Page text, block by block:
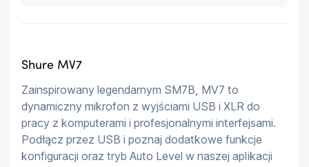
Shure MV7
Zainspirowany legendarnym SM7B, MV7 to
dynamiczny mikrofon z wyjściami USB i XLR do
pracy z komputerami i profesjonalnymi interfejsami.
Podłącz przez USB i poznaj dodatkowe funkcje
konfiguracji oraz tryb Auto Level w naszej aplikacji